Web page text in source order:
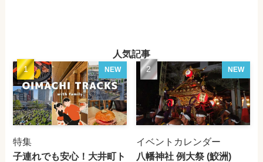
人気記事
NEW
特集
子連れでも安心！大井町ト
NEW
イベントカレンダー
八幡神社 例大祭 (鮫洲)